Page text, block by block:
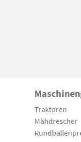
Traktoren
Mähdrescher